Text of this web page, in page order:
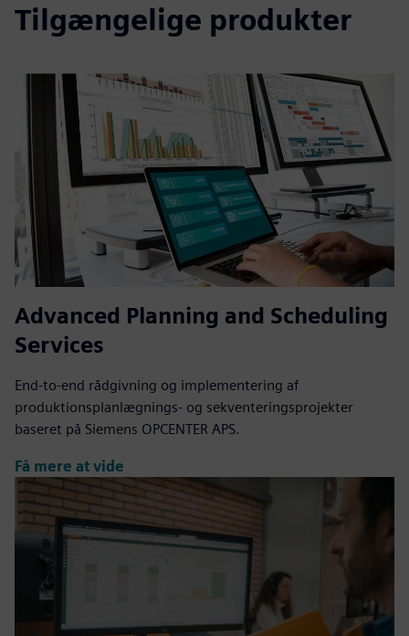
Tilgængelige produkter
Advanced Planning and Scheduling
Services
End-to-end rådgivning og implementering af
produktionsplanlægnings- og sekventeringsprojekter
baseret på Siemens OPCENTER APS.
Få mere at vide